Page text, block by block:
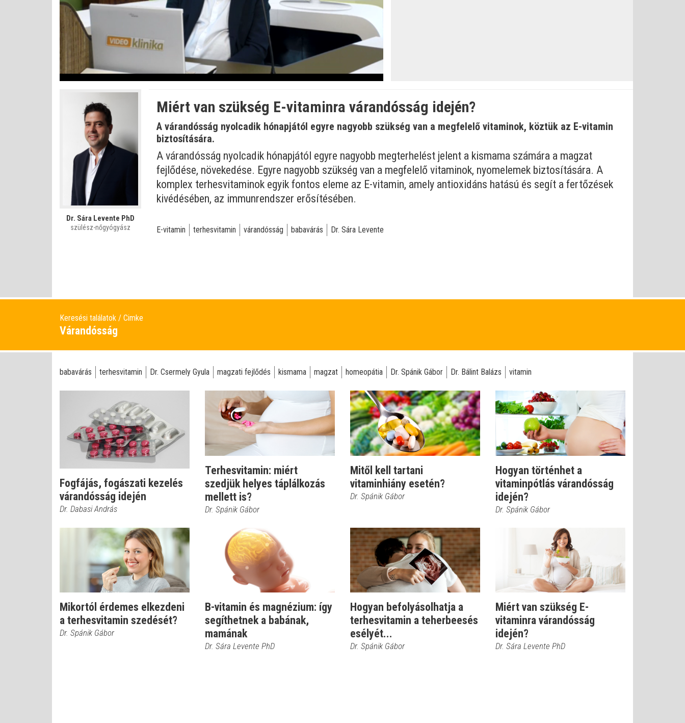
kikapcsolva
Betöltve:
0%
Állapot:
0%
Dr. Sára Levente PhD
szülész-nőgyógyász
Miért van szükség E-vitaminra várandósság idején?
A várandósság nyolcadik hónapjától egyre nagyobb szükség van a megfelelő vitaminok, köztük az E-vitamin
biztosítására.
A várandósság nyolcadik hónapjától egyre nagyobb megterhelést jelent a kismama számára a magzat
fejlődése, növekedése. Egyre nagyobb szükség van a megfelelő vitaminok, nyomelemek biztosítására. A
komplex terhesvitaminok egyik fontos eleme az E-vitamin, amely antioxidáns hatású és segít a fertőzések
kivédésében, az immunrendszer erősítésében.
E-vitamin terhesvitamin várandósság babavárás Dr. Sára Levente
Keresési találatok Cimke
Várandósság
babavárás terhesvitamin Dr. Csermely Gyula magzati fejlődés kismama magzat homeopátia Dr. Spánik Gábor Dr. Bálint Balázs vitamin
Fogfájás, fogászati kezelés
várandósság idején
Dr. Dabasi András
Terhesvitamin: miért
szedjük helyes táplálkozás
mellett is?
Dr. Spánik Gábor
Mitől kell tartani
vitaminhiány esetén?
Dr. Spánik Gábor
Hogyan történhet a
vitaminpótlás várandósság
idején?
Dr. Spánik Gábor
Mikortól érdemes elkezdeni
a terhesvitamin szedését?
Dr. Spánik Gábor
B-vitamin és magnézium: így
segíthetnek a babának,
mamának
Dr. Sára Levente PhD
Hogyan befolyásolhatja a
terhesvitamin a teherbeesés
esélyét...
Dr. Spánik Gábor
Miért van szükség E-
vitaminra várandósság
idején?
Dr. Sára Levente PhD